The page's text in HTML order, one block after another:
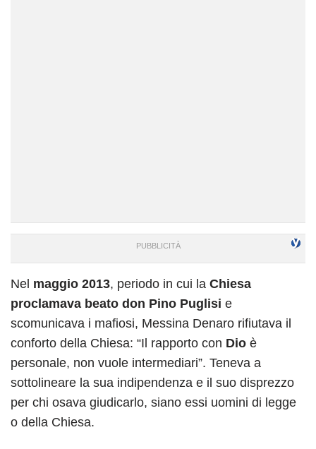
Nel maggio 2013, periodo in cui la Chiesa
proclamava beato don Pino Puglisi e
scomunicava i mafiosi, Messina Denaro rifiutava il
conforto della Chiesa: “Il rapporto con Dio è
personale, non vuole intermediari”. Teneva a
sottolineare la sua indipendenza e il suo disprezzo
per chi osava giudicarlo, siano essi uomini di legge
o della Chiesa.